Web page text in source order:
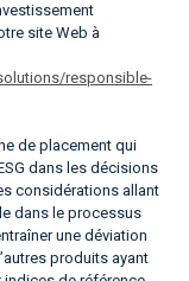
site Web à
responsible-
de placement qui
dans les décisions
considérations allant
dans le processus
une déviation
produits ayant